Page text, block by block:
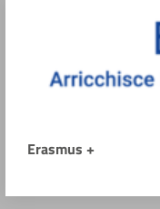
Erasmus +